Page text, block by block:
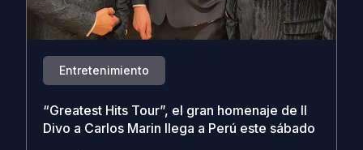
Entretenimiento
“Greatest Hits Tour”, el gran homenaje de Il
Divo a Carlos Marin llega a Perú este sábado